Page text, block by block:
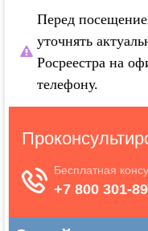
Перед
уточнять
Росреестра на
телефону.